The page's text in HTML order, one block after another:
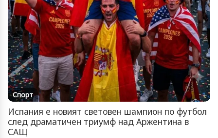
Спорт
Испания е новият световен шампион по футбол
след драматичен триумф над Аржентина в
САЩ